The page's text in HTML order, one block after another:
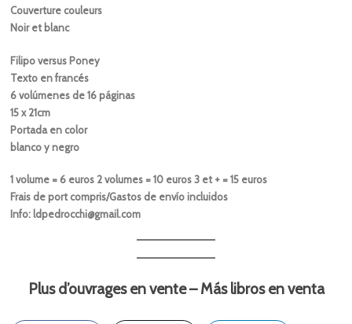
Couverture couleurs
Noir et blanc
Filipo versus Poney
Texto en francés
6 volúmenes de 16 páginas
15 x 21cm
Portada en color
blanco y negro
1 volume = 6 euros 2 volumes = 10 euros 3 et + = 15 euros
Frais de port compris/Gastos de envío incluidos
Info: ldpedrocchi@gmail.com
Plus d’ouvrages en vente – Más libros en venta